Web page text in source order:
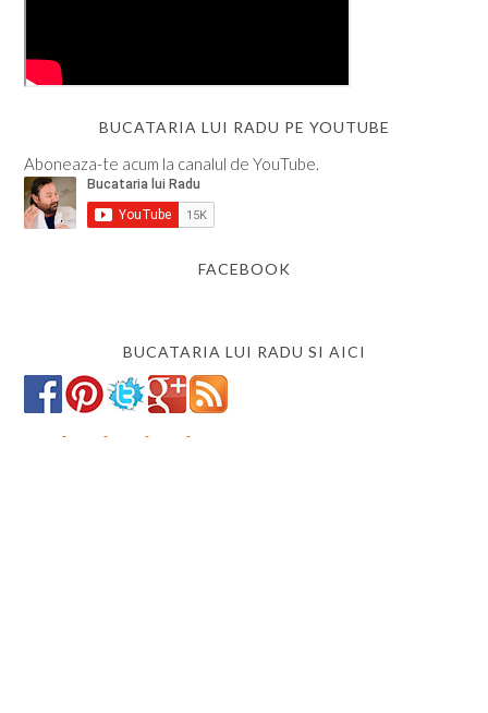
BUCATARIA LUI RADU PE YOUTUBE
Aboneaza-te acum la canalul de YouTube.
FACEBOOK
BUCATARIA LUI RADU SI AICI